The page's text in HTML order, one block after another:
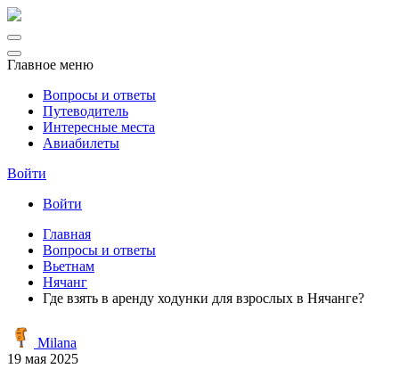
Главное меню
Вопросы и ответы
Путеводитель
Интересные места
Авиабилеты
Войти
Войти
Главная
Вопросы и ответы
Вьетнам
Нячанг
Где взять в аренду ходунки для взрослых в Нячанге?
Milana
19 мая 2025